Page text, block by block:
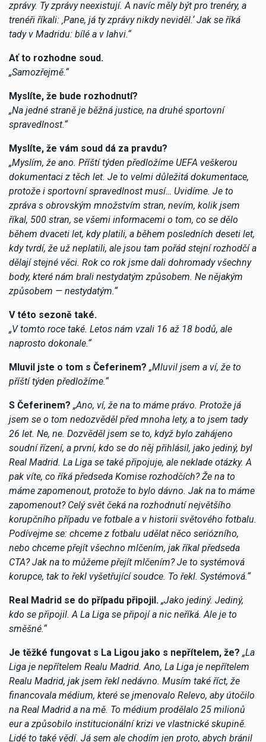
zprávy. Ty zprávy neexistují. A navíc měly být pro trenéry, a
trenéři říkali: ‚Pane, já ty zprávy nikdy neviděl.‘ Jak se říká
tady v Madridu: bílé a v lahvi.“
Ať to rozhodne soud.
„Samozřejmě.“
Myslíte, že bude rozhodnutí?
„Na jedné straně je běžná justice, na druhé sportovní
spravedlnost.“
Myslíte, že vám soud dá za pravdu?
„Myslím, že ano. Příští týden předložíme UEFA veškerou
dokumentaci z těch let. Je to velmi důležitá dokumentace,
protože i sportovní spravedlnost musí… Uvidíme. Je to
zpráva s obrovským množstvím stran, nevím, kolik jsem
říkal, 500 stran, se všemi informacemi o tom, co se dělo
během dvaceti let, kdy platili, a během posledních deseti let,
kdy tvrdí, že už neplatili, ale jsou tam pořád stejní rozhodčí a
dělají stejné věci. Rok co rok jsme dali dohromady všechny
body, které nám brali nestydatým způsobem. Ne nějakým
způsobem — nestydatým.“
V této sezoně také.
„V tomto roce také. Letos nám vzali 16 až 18 bodů, ale
naprosto dokonale.“
Mluvil jste o tom s Čeferinem? „Mluvil jsem a ví, že to
příští týden předložíme.“
S Čeferinem? „Ano, ví, že na to máme právo. Protože já
jsem se o tom nedozvěděl před mnoha lety, a to jsem tady
26 let. Ne, ne. Dozvěděl jsem se to, když bylo zahájeno
soudní řízení, a první, kdo se do něj přihlásil, jako jediný, byl
Real Madrid. La Liga se také připojuje, ale neklade otázky. A
pak víte, co říká předseda Komise rozhodčích? Že na to
máme zapomenout, protože to bylo dávno. Jak na to máme
zapomenout? Celý svět čeká na rozhodnutí největšího
korupčního případu ve fotbale a v historii světového fotbalu.
Podívejme se: chceme z fotbalu udělat něco seriózního,
nebo chceme přejít všechno mlčením, jak říkal předseda
CTA? Jak na to můžeme přejít mlčením? Je to systémová
korupce, tak to řekl vyšetřující soudce. To řekl. Systémová.“
Real Madrid se do případu připojil. „Jako jediný. Jediný,
kdo se připojil. A La Liga se připojí a nic neříká. Ale je to
směšné.“
Je těžké fungovat s La Ligou jako s nepřítelem, že? „La
Liga je nepřítelem Realu Madrid. Ano, La Liga je nepřítelem
Realu Madrid, jak jsem řekl nedávno. Musím také říct, že
financovala médium, které se jmenovalo Relevo, aby útočilo
na Real Madrid a na mě. To médium prodělalo 25 milionů
eur a způsobilo institucionální krizi ve vlastnické skupině.
Lidé to také vědí. Já sem ale chodím jen proto, abych bránil